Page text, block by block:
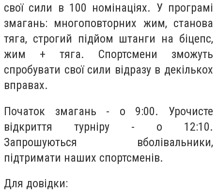
свої сили в 100 номінаціях. У програмі
змагань: многоповторних жим, станова
тяга, строгий підйом штанги на біцепс,
жим + тяга. Спортсмени зможуть
спробувати свої сили відразу в декількох
вправах.
Початок змагань - о 9:00. Урочисте
відкриття турніру - о 12:10.
Запрошуються вболівальники,
підтримати наших спортсменів.
Для довідки: